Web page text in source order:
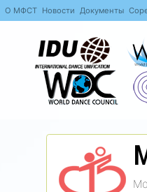
О МФСТ Новости Документы